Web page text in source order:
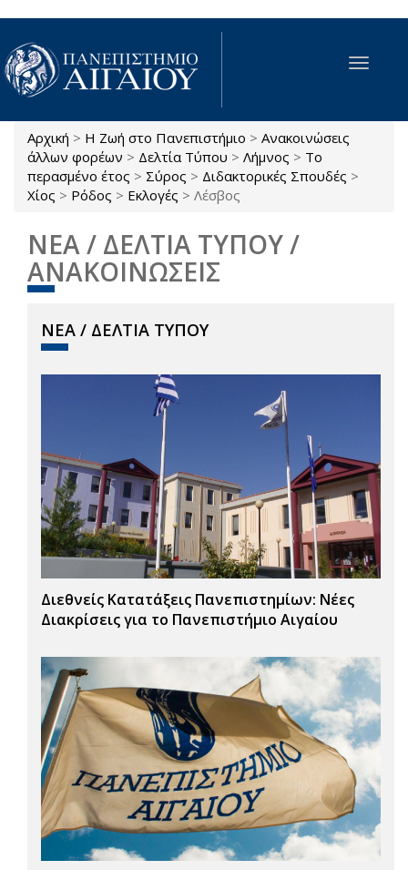
Παράκαμψη προς το κυρίως περιεχόμενο
Toggle
Είστε εδώ
Αρχική > Η Ζωή στο Πανεπιστήμιο > Ανακοινώσεις
άλλων φορέων > Δελτία Τύπου > Λήμνος > Το
περασμένο έτος > Σύρος > Διδακτορικές Σπουδές >
Χίος > Ρόδος > Εκλογές > Λέσβος
ΝΕΑ / ΔΕΛΤΙΑ ΤΥΠΟΥ /
ΑΝΑΚΟΙΝΩΣΕΙΣ
ΝΕΑ / ΔΕΛΤΙΑ ΤΥΠΟΥ
Διεθνείς Κατατάξεις Πανεπιστημίων: Νέες
Διακρίσεις για το Πανεπιστήμιο Αιγαίου